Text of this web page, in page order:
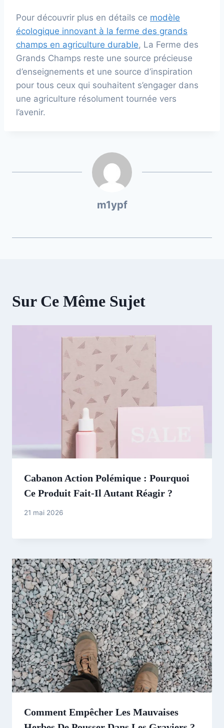
Pour découvrir plus en détails ce modèle
écologique innovant à la ferme des grands
champs en agriculture durable, La Ferme des
Grands Champs reste une source précieuse
d’enseignements et une source d’inspiration
pour tous ceux qui souhaitent s’engager dans
une agriculture résolument tournée vers
l’avenir.
m1ypf
Sur Ce Même Sujet
Cabanon Action Polémique : Pourquoi
Ce Produit Fait-Il Autant Réagir ?
21 mai 2026
Comment Empêcher Les Mauvaises